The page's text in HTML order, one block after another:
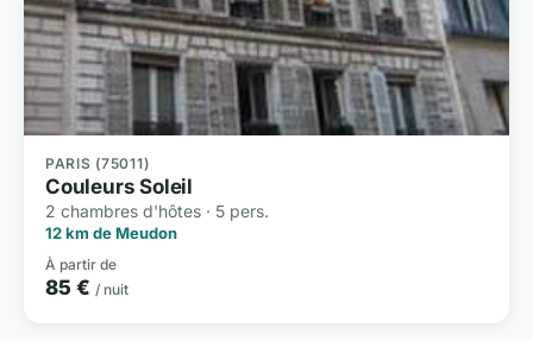
PARIS (75011)
Couleurs Soleil
2 chambres d'hôtes · 5 pers.
12 km de Meudon
À partir de
85 € / nuit